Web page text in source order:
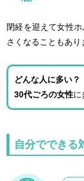
閉経を迎えて女性
さくなることもあり
どんな人に多い？
30代ごろの女性に
自分でできる